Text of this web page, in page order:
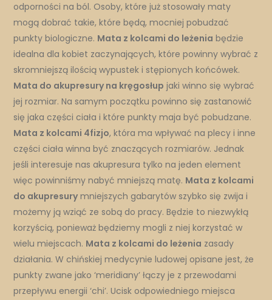
odporności na ból. Osoby, które już stosowały maty
mogą dobrać takie, które będą, mocniej pobudzać
punkty biologiczne. Mata z kolcami do leżenia będzie
idealna dla kobiet zaczynających, które powinny wybrać z
skromniejszą ilością wypustek i stępionych końcówek.
Mata do akupresury na kręgosłup jaki winno się wybrać
jej rozmiar. Na samym początku powinno się zastanowić
się jaka części ciała i które punkty maja być pobudzane.
Mata z kolcami 4fizjo, która ma wpływać na plecy i inne
części ciała winna być znaczących rozmiarów. Jednak
jeśli interesuje nas akupresura tylko na jeden element
więc powinniśmy nabyć mniejszą matę. Mata z kolcami
do akupresury mniejszych gabarytów szybko się zwija i
możemy ją wziąć ze sobą do pracy. Będzie to niezwykłą
korzyścią, ponieważ będziemy mogli z niej korzystać w
wielu miejscach. Mata z kolcami do leżenia zasady
działania. W chińskiej medycynie ludowej opisane jest, że
punkty zwane jako ‘meridiany’ łączy je z przewodami
przepływu energii ‘chi’. Ucisk odpowiedniego miejsca